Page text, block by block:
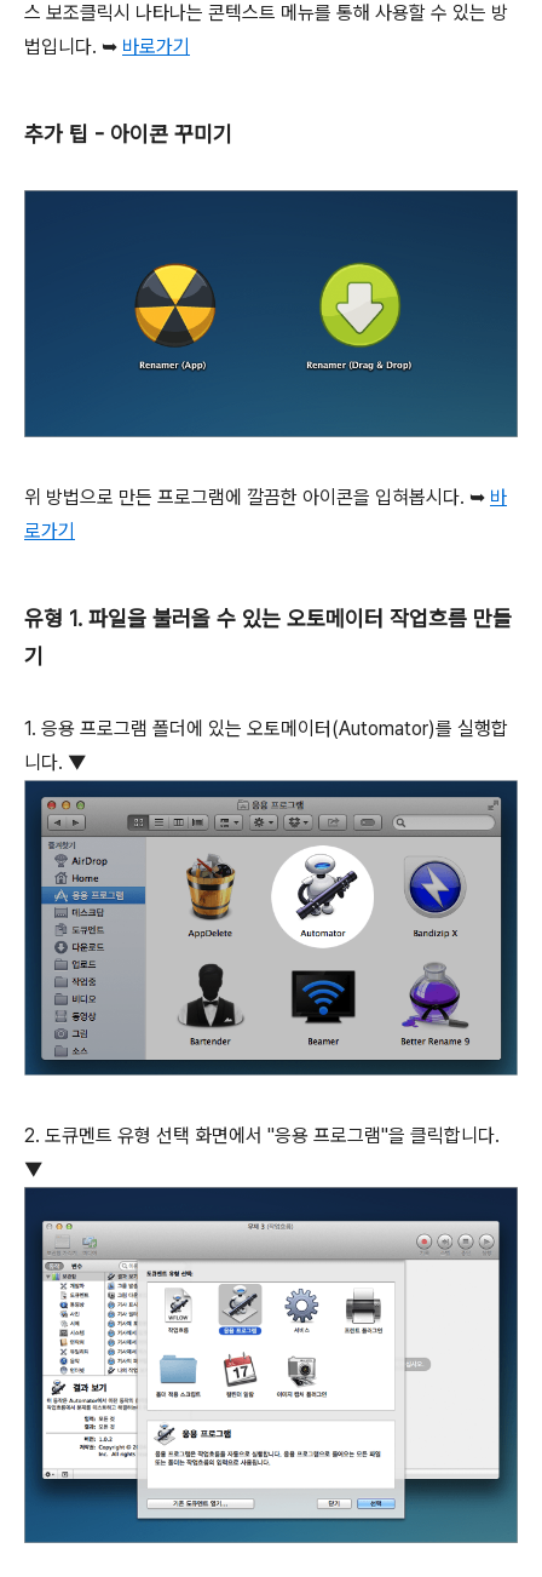
스 보조클릭시 나타나는 콘텍스트 메뉴를 통해 사용할 수 있는 방
법입니다. ➥ 바로가기
추가 팁 - 아이콘 꾸미기
위 방법으로 만든 프로그램에 깔끔한 아이콘을 입혀봅시다. ➥ 바
로가기
유형 1. 파일을 불러올 수 있는 오토메이터 작업흐름 만들
기
1. 응용 프로그램 폴더에 있는 오토메이터(Automator)를 실행합
니다. ▼
2. 도큐멘트 유형 선택 화면에서 "응용 프로그램"을 클릭합니다.
▼